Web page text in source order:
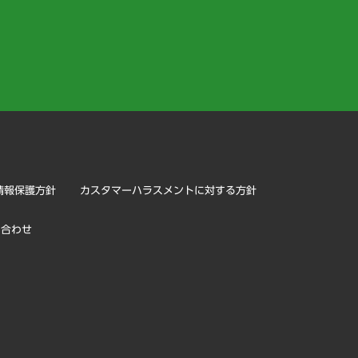
報保護方針 カスタマーハラスメントに対する方針
わせ